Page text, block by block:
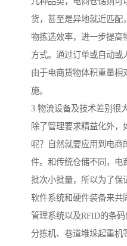
货，甚至是异地就近匹配
物拣选效率，进一步提高
方式。通过订单或自动或
由于电商货物体积重量相
施。
3.物流设备及技术差别很
除了管理要求精益化外
呢？自然就要应用到电商
件。和传统仓储不同，电
批次小批量，所以为了保
软件系统和硬件装备来共
管理系统以及RFID的条
分拣机、巷道堆垛起重机